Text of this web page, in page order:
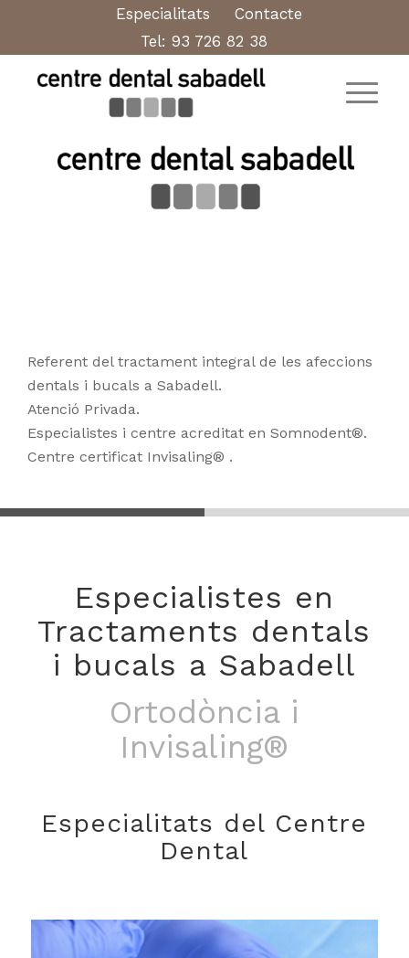
Especialitats
Contacte
Tel:93 726 82 38
Referent del tractament integral de les afeccions
dentals i bucals a Sabadell.
Atenció Privada.
Especialistes i centre acreditat en Somnodent®.
Centre certificat Invisaling® .
Especialistes en
Tractaments dentals
i bucals a Sabadell
Medicina dental del
son i Tractament del
Especialitats del Centre